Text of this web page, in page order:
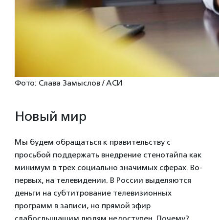
Фото: Слава Замыслов / АСИ
Новый мир
Мы будем обращаться к правительству с
просьбой поддержать внедрение стенотайпа как
минимум в трех социально значимых сферах. Во-
первых, на телевидении. В России выделяются
деньги на субтитрование телевизионных
программ в записи, но прямой эфир